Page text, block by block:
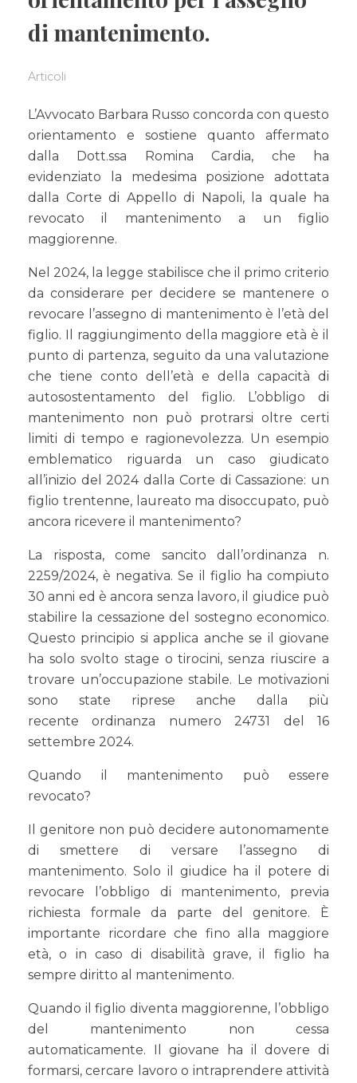
di mantenimento.
Articoli
L’Avvocato Barbara Russo concorda con questo
orientamento e sostiene quanto affermato
dalla Dott.ssa Romina Cardia, che ha
evidenziato la medesima posizione adottata
dalla Corte di Appello di Napoli, la quale ha
revocato il mantenimento a un figlio
maggiorenne.
Nel 2024, la legge stabilisce che il primo criterio
da considerare per decidere se mantenere o
revocare l’assegno di mantenimento è l’età del
figlio. Il raggiungimento della maggiore età è il
punto di partenza, seguito da una valutazione
che tiene conto dell’età e della capacità di
autosostentamento del figlio. L’obbligo di
mantenimento non può protrarsi oltre certi
limiti di tempo e ragionevolezza. Un esempio
emblematico riguarda un caso giudicato
all’inizio del 2024 dalla Corte di Cassazione: un
figlio trentenne, laureato ma disoccupato, può
ancora ricevere il mantenimento?
La risposta, come sancito dall’ordinanza n.
2259/2024, è negativa. Se il figlio ha compiuto
30 anni ed è ancora senza lavoro, il giudice può
stabilire la cessazione del sostegno economico.
Questo principio si applica anche se il giovane
ha solo svolto stage o tirocini, senza riuscire a
trovare un’occupazione stabile. Le motivazioni
sono state riprese anche dalla più
recente ordinanza numero 24731 del 16
settembre 2024.
Quando il mantenimento può essere
revocato?
Il genitore non può decidere autonomamente
di smettere di versare l’assegno di
mantenimento. Solo il giudice ha il potere di
revocare l’obbligo di mantenimento, previa
richiesta formale da parte del genitore. È
importante ricordare che fino alla maggiore
età, o in caso di disabilità grave, il figlio ha
sempre diritto al mantenimento.
Quando il figlio diventa maggiorenne, l’obbligo
del mantenimento non cessa
automaticamente. Il giovane ha il dovere di
formarsi, cercare lavoro o intraprendere attività